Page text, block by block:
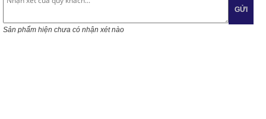
GỬI
Sản phẩm hiện chưa có nhận xét nào